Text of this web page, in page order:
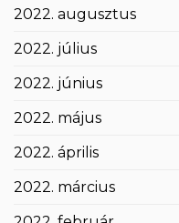
2022. augusztus
2022. július
2022. június
2022. május
2022. április
2022. március